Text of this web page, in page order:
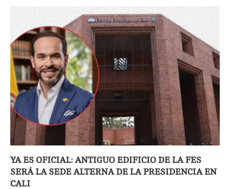
YA ES OFICIAL: ANTIGUO EDIFICIO DE LA FES
SERÁ LA SEDE ALTERNA DE LA PRESIDENCIA EN
CALI